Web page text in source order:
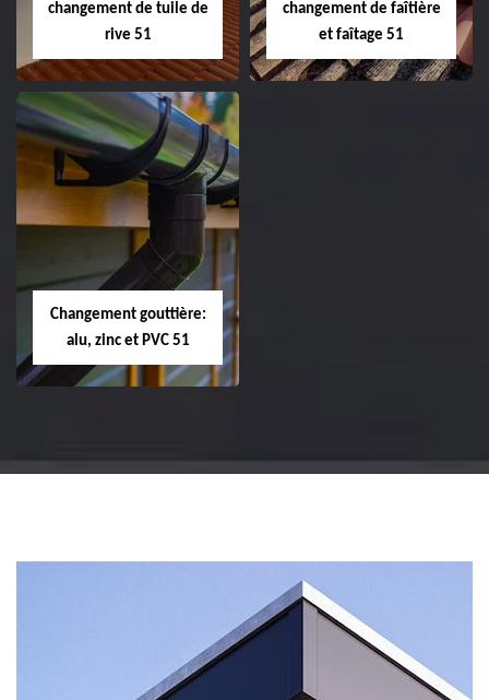
changement de tuile de
rive 51
Réparation et
changement de
tuile de rive 51
changement de faîtière
et faîtage 51
Changement gouttière:
alu, zinc et PVC 51
et PVC 51